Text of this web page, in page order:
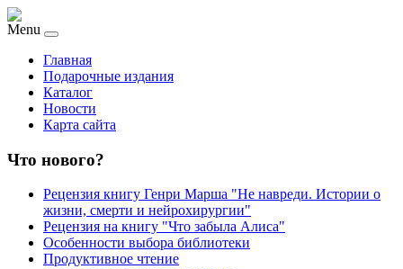
Menu
Главная
Подарочные издания
Каталог
Новости
Карта сайта
Что нового?
Рецензия книгу Генри Марша "Не навреди. Истории о
жизни, смерти и нейрохирургии"
Рецензия на книгу "Что забыла Алиса"
Особенности выбора библиотеки
Продуктивное чтение